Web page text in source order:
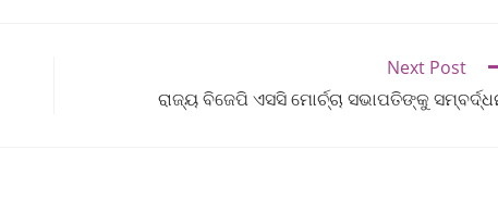
Next Post
ରାଜ୍ୟ ବିଜେପି ଏସସି ମୋର୍ଚ୍ଚା ସଭାପତିଙ୍କୁ